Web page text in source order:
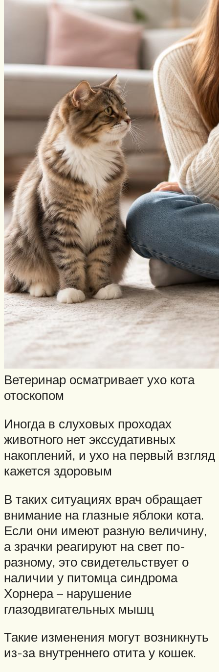
Ветеринар осматривает ухо кота
отоскопом
Иногда в слуховых проходах
животного нет экссудативных
накоплений, и ухо на первый взгляд
кажется здоровым
В таких ситуациях врач обращает
внимание на глазные яблоки кота.
Если они имеют разную величину,
а зрачки реагируют на свет по-
разному, это свидетельствует о
наличии у питомца синдрома
Хорнера – нарушение
глазодвигательных мышц
Такие изменения могут возникнуть
из-за внутреннего отита у кошек.